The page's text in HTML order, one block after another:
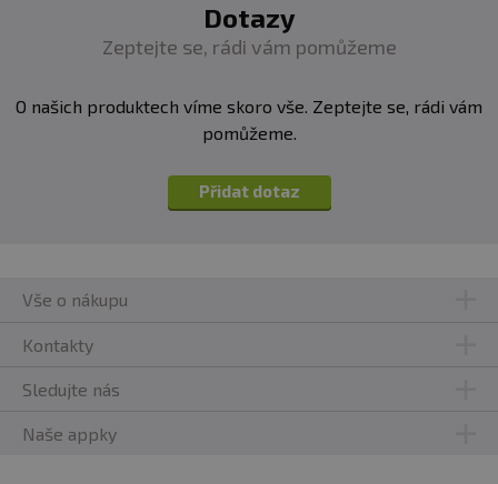
pred mrazom. Výrobca, ani predajca neručí za vady
vzniknuté nevhodným skladovaním a použitím.
produktu sútučnezvýraznené.
Dotazy
Zeptejte se, rádi vám pomůžeme
O našich produktech víme skoro vše. Zeptejte se, rádi vám
pomůžeme.
Přidat dotaz
Vše o nákupu
Kontakty
Sledujte nás
Naše appky